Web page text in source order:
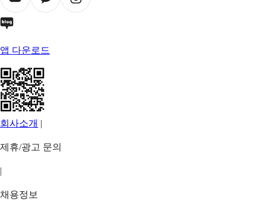
앱 다운로드
회사소개 |
제휴/광고 문의
|
채용정보